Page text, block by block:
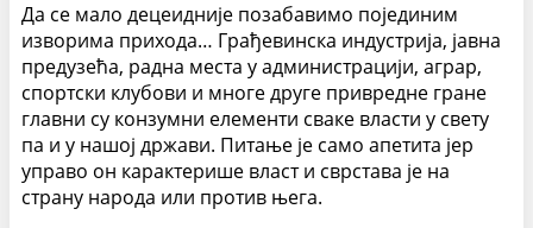
Да се мало децеидније позабавимо појединим
изворима прихода… Грађевинска индустрија, јавна
предузећа, радна места у администрацији, аграр,
спортски клубови и многе друге привредне гране
главни су конзумни елементи сваке власти у свету
па и у нашој држави. Питање је само апетита јер
управо он карактерише власт и сврстава је на
страну народа или против њега.